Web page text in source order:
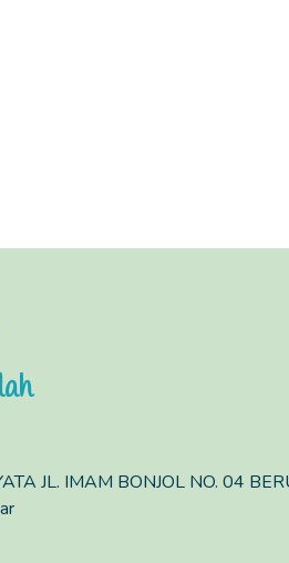
JL. IMAM BONJOL NO. 04